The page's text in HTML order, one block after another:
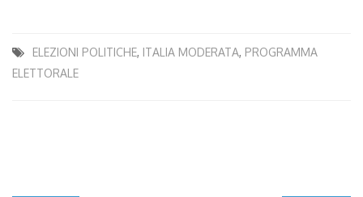
ELEZIONI POLITICHE, ITALIA MODERATA, PROGRAMMA
ELETTORALE